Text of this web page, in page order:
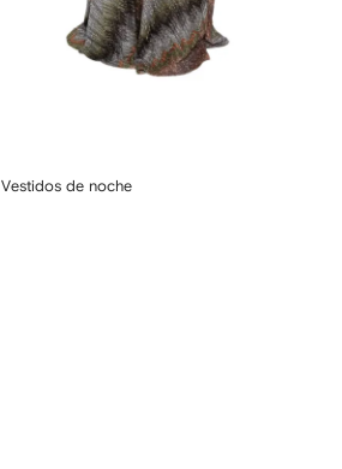
Vestidos de noche